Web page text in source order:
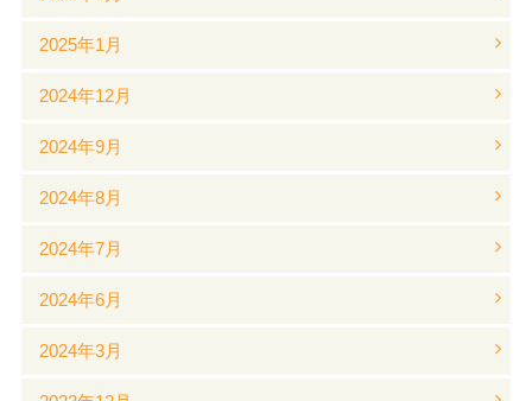
2025年1月
2024年12月
2024年9月
2024年8月
2024年7月
2024年6月
2024年3月